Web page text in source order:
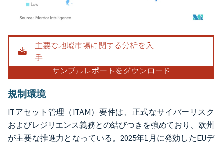
画像 © Mordor Intelligence。再利用にはCC BY 4.0の表示が必要です。
規制環境
ITアセット管理（ITAM）要件は、正式なサイバーリスク
およびレジリエンス義務との結びつきを強めており、欧州
が主要な推進力となっている。2025年1月に発効したEUデ